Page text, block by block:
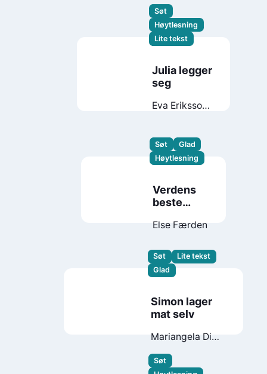
Søt
Høytlesning
Lite tekst
Julia legger
seg
Eva Eriksson
Søt
Glad
Høytlesning
Verdens
beste
Else Færden
Søt
Lite tekst
Glad
Simon lager
mat selv
Mariangela Di
Valeur
Søt